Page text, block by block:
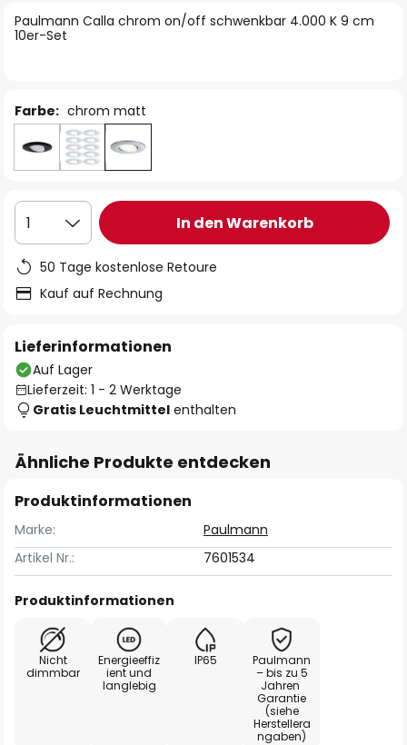
Paulmann Calla chrom on/off schwenkbar 4.000 K 9 cm
10er-Set
Farbe: chrom matt
1 In den Warenkorb
50 Tage kostenlose Retoure
Kauf auf Rechnung
Lieferinformationen
Auf Lager
Lieferzeit: 1 - 2 Werktage
Gratis Leuchtmittel enthalten
Ähnliche Produkte entdecken
Produktinformationen
Marke:
Paulmann
Artikel Nr.:
7601534
Produktinformationen
Nicht
dimmbar
Energieeffiz
ient und
langlebig
IP65
Paulmann
– bis zu 5
Jahren
Garantie
(siehe
Herstellera
ngaben)